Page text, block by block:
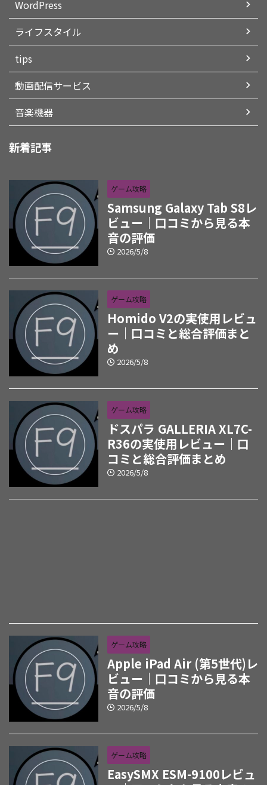
WordPress
ライフスタイル
tips
動画配信サービス
音楽機器
新着記事
ゲーム攻略
Samsung Galaxy Tab S8レ
ビュー｜口コミから見る本
音の評価
2026/5/8
ゲーム攻略
Homido V2の実使用レビュ
ー｜口コミと総合評価まと
め
2026/5/8
ゲーム攻略
ドスパラ GALLERIA XL7C-
R36の実使用レビュー｜口
コミと総合評価まとめ
2026/5/8
ゲーム攻略
Apple iPad Air (第5世代)レ
ビュー｜口コミから見る本
音の評価
2026/5/8
ゲーム攻略
EasySMX ESM-9100レビュ